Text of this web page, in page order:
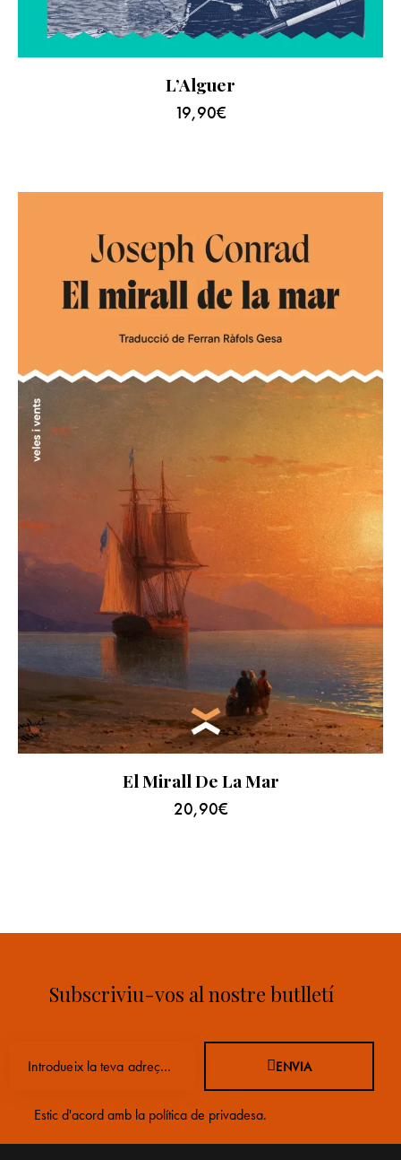
L’Alguer
19,90€
El Mirall De La Mar
20,90€
Subscriviu-vos al nostre butlletí
ENVIA
Estic d'acord amb la política de privadesa.